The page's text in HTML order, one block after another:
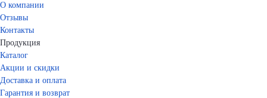
О компании
Отзывы
Контакты
Продукция
Каталог
Акции и скидки
Доставка и оплата
Гарантия и возврат